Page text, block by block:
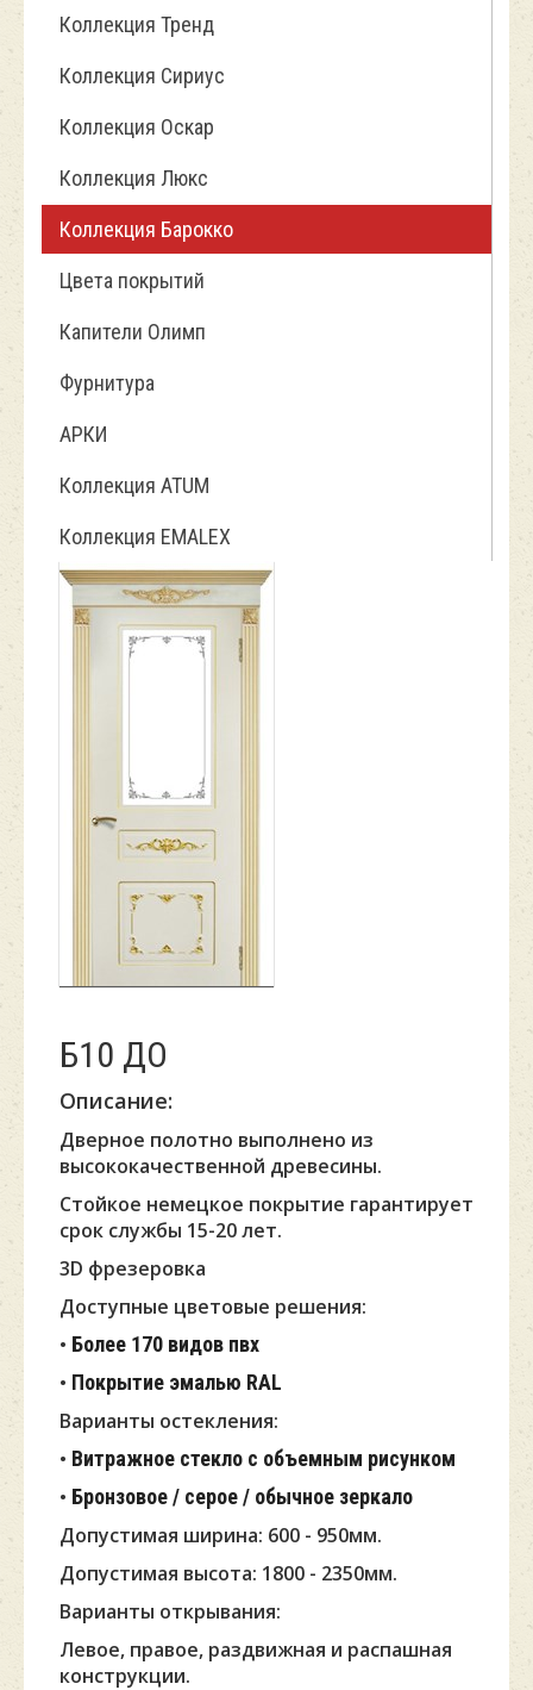
Коллекция Тренд
Коллекция Сириус
Коллекция Оскар
Коллекция Люкс
Коллекция Барокко
Цвета покрытий
Капители Олимп
Фурнитура
АРКИ
Коллекция ATUM
Коллекция EMALEX
Б10 ДО
Описание:
Дверное полотно выполнено из
высококачественной древесины.
Стойкое немецкое покрытие гарантирует
срок службы 15-20 лет.
3D фрезеровка
Доступные цветовые решения:
• Более 170 видов пвх
• Покрытие эмалью RAL
Варианты остекления:
• Витражное стекло с объемным рисунком
• Бронзовое / серое / обычное зеркало
Допустимая ширина: 600 - 950мм.
Допустимая высота: 1800 - 2350мм.
Варианты открывания:
Левое, правое, раздвижная и распашная
конструкции.